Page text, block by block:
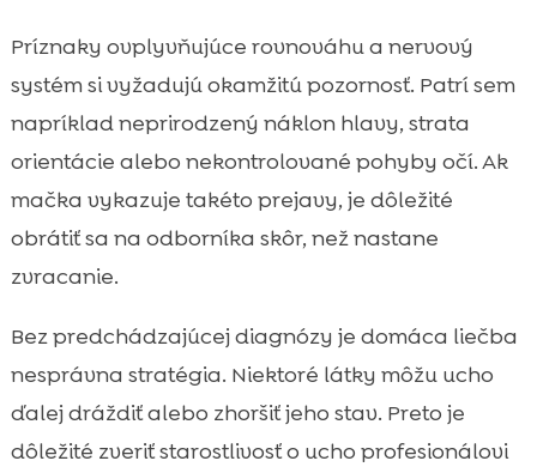
Príznaky ovplyvňujúce rovnováhu a nervový
systém si vyžadujú okamžitú pozornosť. Patrí sem
napríklad neprirodzený náklon hlavy, strata
orientácie alebo nekontrolované pohyby očí. Ak
mačka vykazuje takéto prejavy, je dôležité
obrátiť sa na odborníka skôr, než nastane
zvracanie.
Bez predchádzajúcej diagnózy je domáca liečba
nesprávna stratégia. Niektoré látky môžu ucho
ďalej dráždiť alebo zhoršiť jeho stav. Preto je
dôležité zveriť starostlivosť o ucho profesionálovi